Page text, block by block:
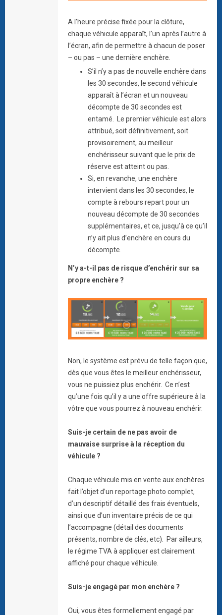
A l’heure précise fixée pour la clôture,
chaque véhicule apparaît, l’un après l’autre à
l’écran, afin de permettre à chacun de poser
– ou pas – une dernière enchère.
S’il n’y a pas de nouvelle enchère dans
les 30 secondes, le second véhicule
apparaît à l’écran et un nouveau
décompte de 30 secondes est
entamé. Le premier véhicule est alors
attribué, soit définitivement, soit
provisoirement, au meilleur
enchérisseur suivant que le prix de
réserve est atteint ou pas.
Si, en revanche, une enchère
intervient dans les 30 secondes, le
compte à rebours repart pour un
nouveau décompte de 30 secondes
supplémentaires, et ce, jusqu’à ce qu’il
n’y ait plus d’enchère en cours du
décompte.
N’y a-t-il pas de risque d’enchérir sur sa
propre enchère ?
Non, le système est prévu de telle façon que,
dès que vous êtes le meilleur enchérisseur,
vous ne puissiez plus enchérir. Ce n’est
qu’une fois qu’il y a une offre supérieure à la
vôtre que vous pourrez à nouveau enchérir.
Suis-je certain de ne pas avoir de
mauvaise surprise à la réception du
véhicule ?
Chaque véhicule mis en vente aux enchères
fait l’objet d’un reportage photo complet,
d’un descriptif détaillé des frais éventuels,
ainsi que d’un inventaire précis de ce qui
l’accompagne (détail des documents
présents, nombre de clés, etc). Par ailleurs,
le régime TVA à appliquer est clairement
affiché pour chaque véhicule.
Suis-je engagé par mon enchère ?
Oui, vous êtes formellement engagé par